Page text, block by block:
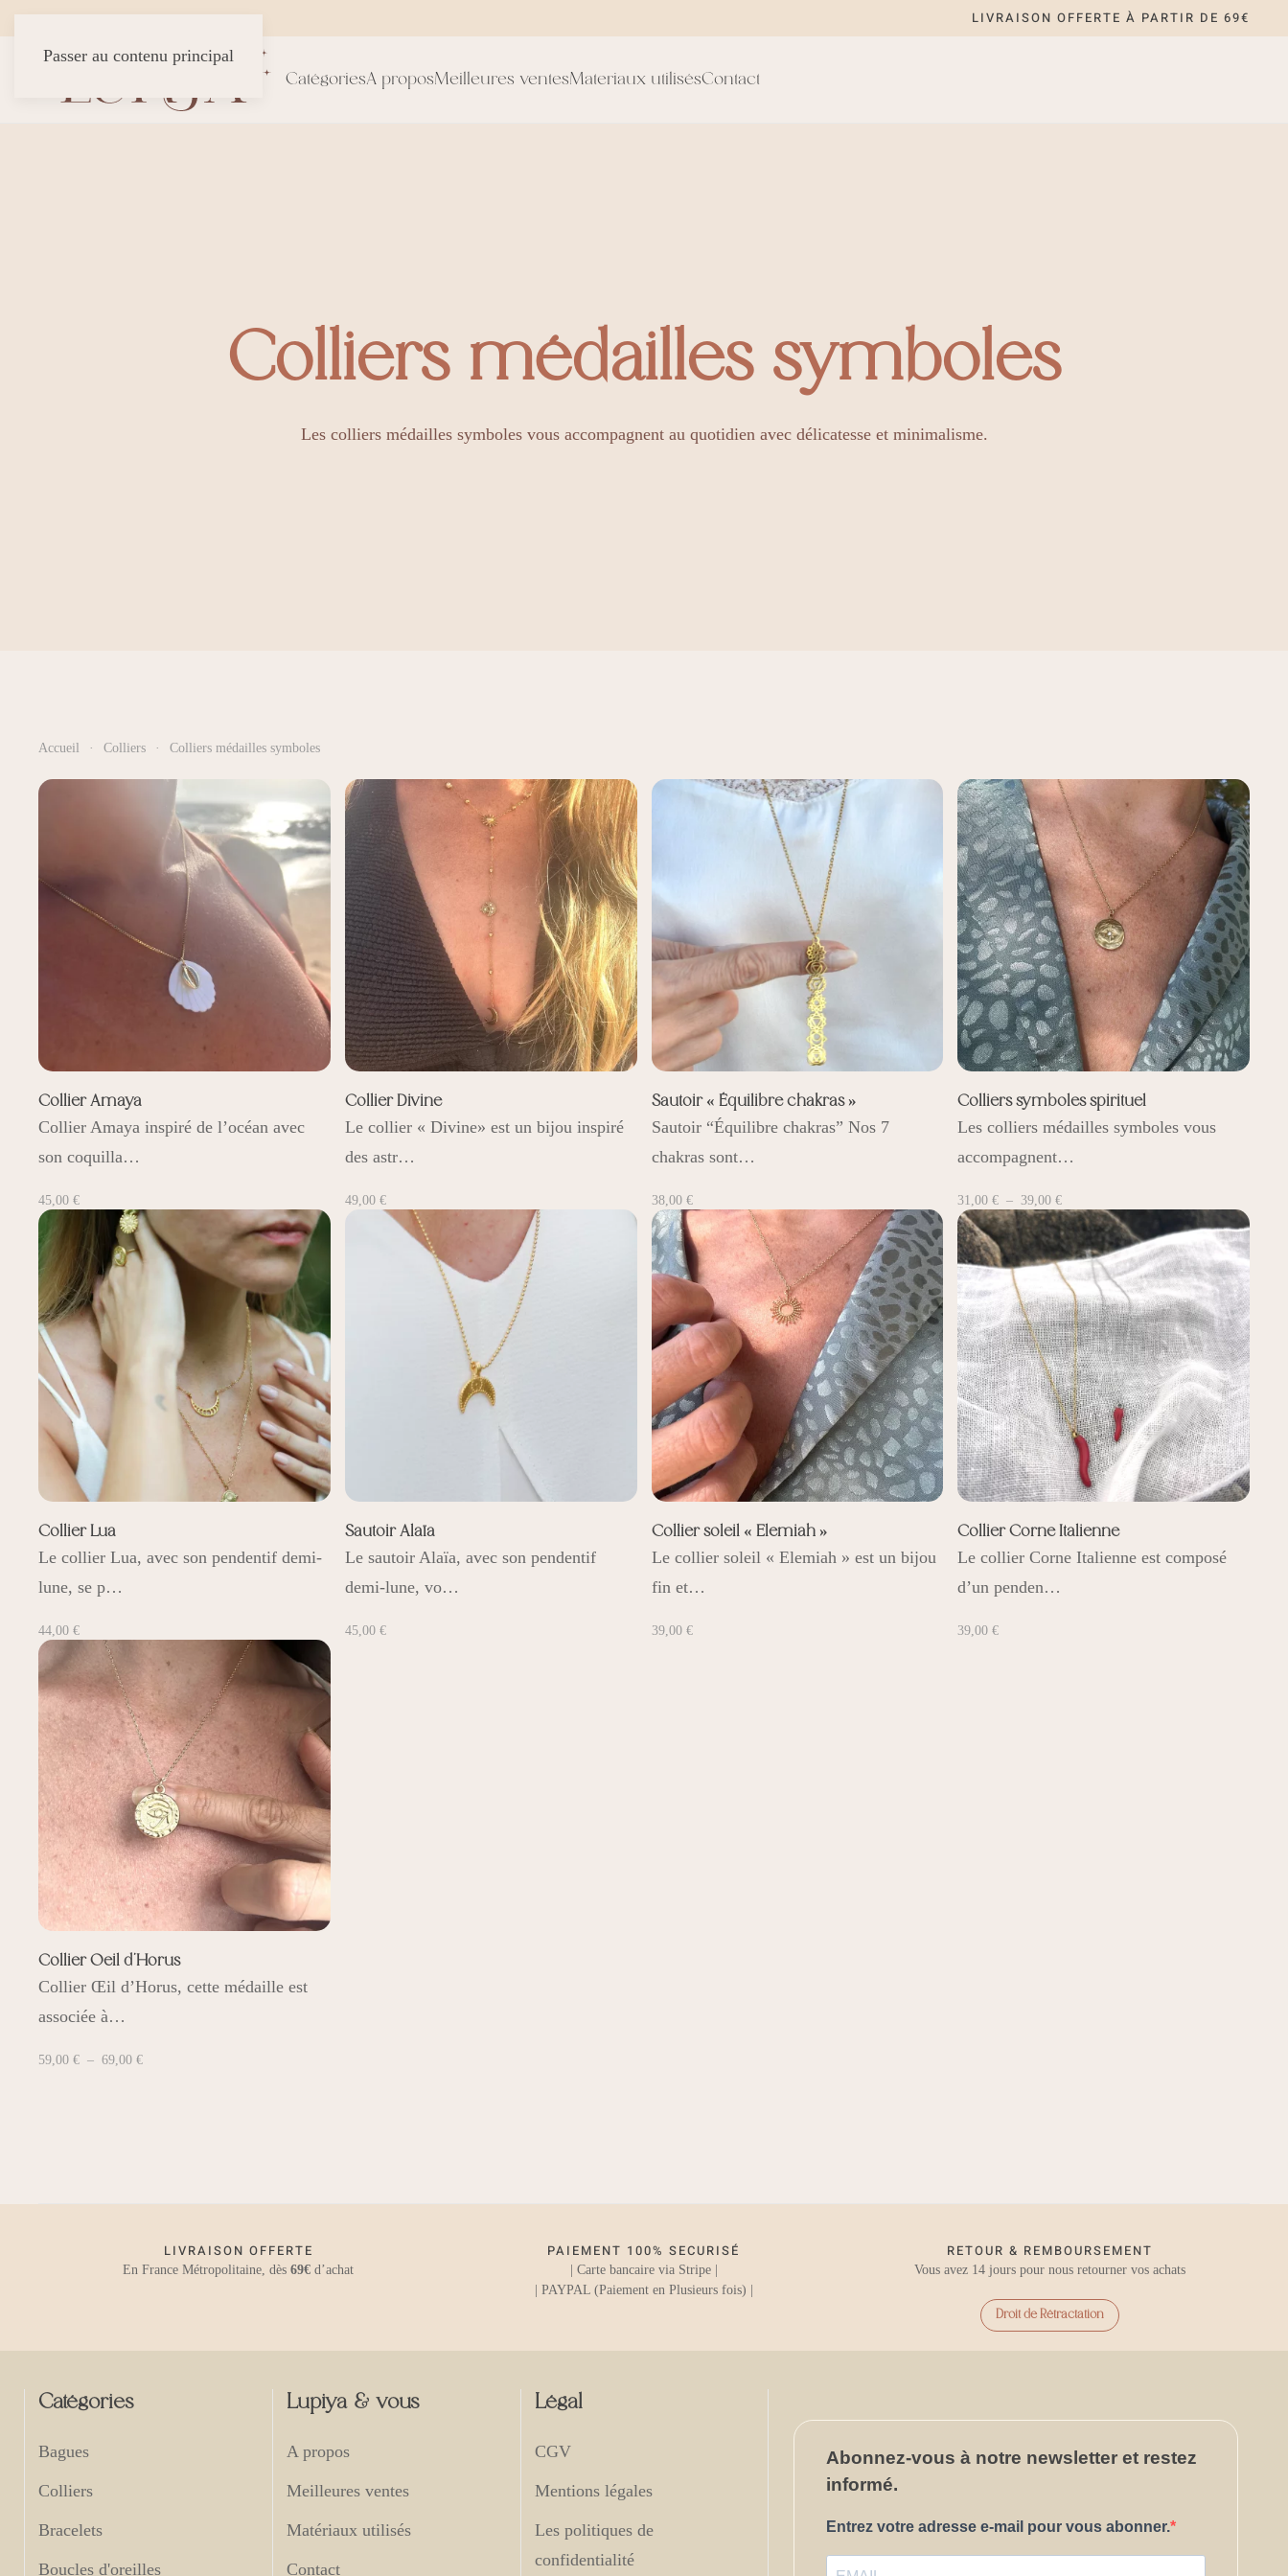
Passer au contenu principal
LIVRAISON OFFERTE À PARTIR DE 69€
CatégoriesA proposMeilleures ventesMateriaux utilisésContact
Colliers médailles symboles
Les colliers médailles symboles vous accompagnent au quotidien avec délicatesse et minimalisme.
Accueil Colliers Colliers médailles symboles
Collier Amaya
Collier Amaya inspiré de l’océan avec
son coquilla…
45,00 €
Collier Divine
Le collier « Divine» est un bijou inspiré
des astr…
49,00 €
Sautoir « Équilibre chakras »
Sautoir “Équilibre chakras” Nos 7
chakras sont…
38,00 €
Colliers symboles spirituel
Les colliers médailles symboles vous
accompagnent…
31,00€ – 39,00€Plage
de
prix :
31,00 €
à
39,00 €
Collier Lua
Le collier Lua, avec son pendentif demi-
lune, se p…
44,00 €
Sautoir Alaïa
Le sautoir Alaïa, avec son pendentif
demi-lune, vo…
45,00 €
Collier soleil « Elemiah »
Le collier soleil « Elemiah » est un bijou
fin et…
39,00 €
Collier Corne Italienne
Le collier Corne Italienne est composé
d’un penden…
39,00€
Collier Oeil d’Horus
Collier Œil d’Horus, cette médaille est
associée à…
59,00 € – 69,00 €Plage
LIVRAISON OFFERTE
En France Métropolitaine, dès69€ d’achat
PAIEMENT 100% SECURISÉ
| Carte bancaire via Stripe |
| PAYPAL (Paiement en Plusieurs fois) |
RETOUR & REMBOURSEMENT
Vous avez 14 jours pour nous retourner vos achats
Droit de Rétractation
Catégories
Bagues
Colliers
Bracelets
Boucles d'oreilles
Lupiya & vous
A propos
Meilleures ventes
Matériaux utilisés
Contact
Légal
CGV
Mentions légales
Les politiques de
confidentialité
Abonnez-vousà notre newsletter et restez
informé.
Entrez votre adresse e-mail pour vous abonner.